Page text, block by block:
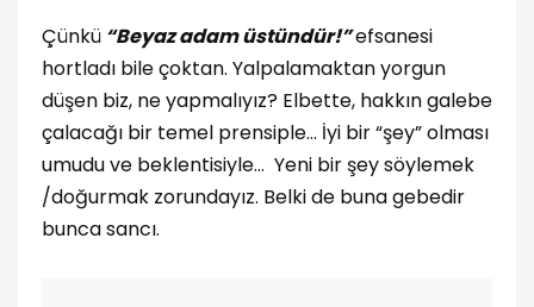
Çünkü “Beyaz adam üstündür!”efsanesi
hortladı bile çoktan. Yalpalamaktan yorgun
düşen biz, ne yapmalıyız? Elbette, hakkın galebe
çalacağı bir temel prensiple… İyi bir “şey” olması
umudu ve beklentisiyle… Yeni bir şey söylemek
/doğurmak zorundayız. Belki de buna gebedir
bunca sancı.